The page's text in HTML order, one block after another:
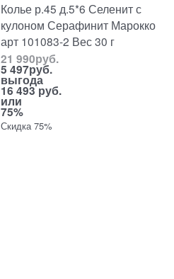
Колье р.45 д.5*6 Селенит с
кулоном Серафинит Марокко
арт 101083-2 Вес 30 г
21 990руб.
5 497руб.
выгода
16 493 руб.
или
75%
Скидка 75%